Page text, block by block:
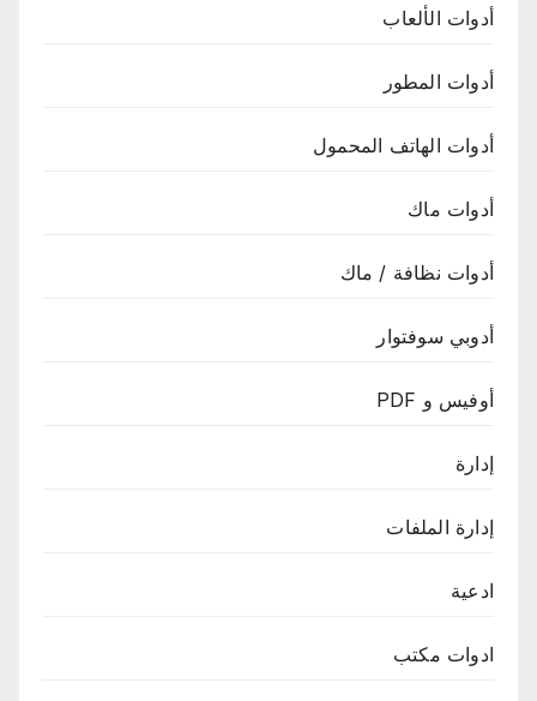
أدوات الألعاب
أدوات المطور
أدوات الهاتف المحمول
أدوات ماك
أدوات نظافة / ماك
أدوبي سوفتوار
أوفيس و PDF
إدارة
إدارة الملفات
ادعية
ادوات مكتب